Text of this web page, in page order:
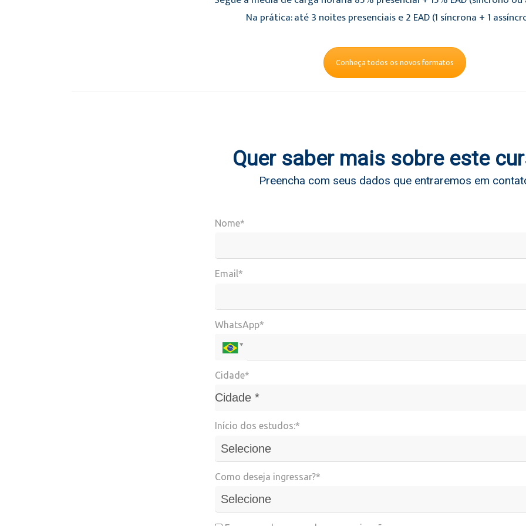
Na prática: até 3 noites presenciais e 2 EAD (1 síncrona + 1
Conheça todos os novos formatos
Quer saber mais sobre este
Preencha com seus dados que entraremos em
Nome*
Email*
WhatsApp*
Cidade*
Cidade *
Cidade*
Início dos estudos:*
Como deseja ingressar?*